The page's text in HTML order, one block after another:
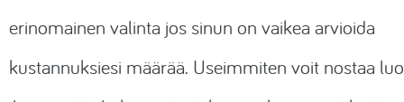
erinomainen valinta jos sinun on vaikea arvioida
kustannuksiesi määrää. Useimmiten voit nostaa